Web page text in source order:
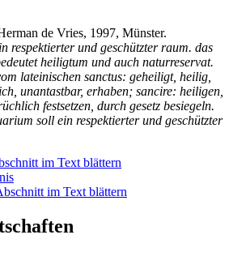
de Vries, 1997, Münster.
respektierter und geschützter raum. das
heiligtum und auch naturreservat.
lateinischen sanctus: geheiligt, heilig,
unantastbar, erhaben; sancire: heiligen,
festsetzen, durch gesetz besiegeln.
soll ein respektierter und geschützter
im Text blättern
im Text blättern